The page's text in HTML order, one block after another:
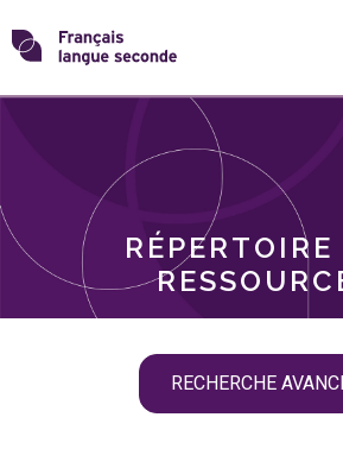
Skip
toTransformons
langue
RÉPERTOIRE
RECHERCHE
THÈMES